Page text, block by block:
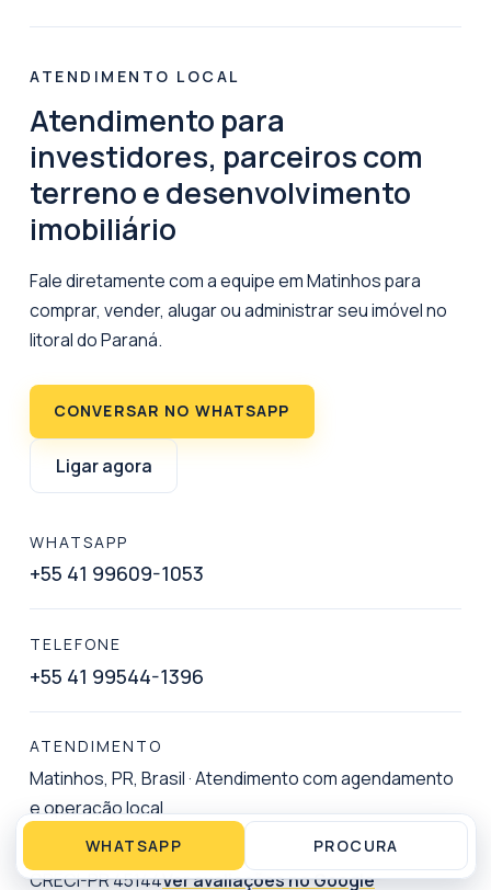
ATENDIMENTO LOCAL
Atendimento para
investidores, parceiros com
terreno e desenvolvimento
imobiliário
Fale diretamente com a equipe em Matinhos para
comprar, vender, alugar ou administrar seu imóvel no
litoral do Paraná.
CONVERSAR NO WHATSAPP
Ligar agora
WHATSAPP
+55 41 99609-1053
TELEFONE
+55 41 99544-1396
ATENDIMENTO
Matinhos, PR, Brasil ·Atendimento com agendamento
e operação local
CRECI-PR 45144Ver avaliações no Google
WHATSAPP PROCURA